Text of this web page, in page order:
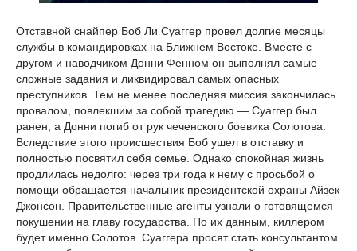
Отставной снайпер Боб Ли Суаггер провел долгие месяцы
службы в командировках на Ближнем Востоке. Вместе с
другом и наводчиком Донни Фенном он выполнял самые
сложные задания и ликвидировал самых опасных
преступников. Тем не менее последняя миссия закончилась
провалом, повлекшим за собой трагедию — Суаггер был
ранен, а Донни погиб от рук чеченского боевика Солотова.
Вследствие этого происшествия Боб ушел в отставку и
полностью посвятил себя семье. Однако спокойная жизнь
продлилась недолго: через три года к нему с просьбой о
помощи обращается начальник президентской охраны Айзек
Джонсон. Правительственные агенты узнали о готовящемся
покушении на главу государства. По их данным, киллером
будет именно Солотов. Суаггера просят стать консультантом